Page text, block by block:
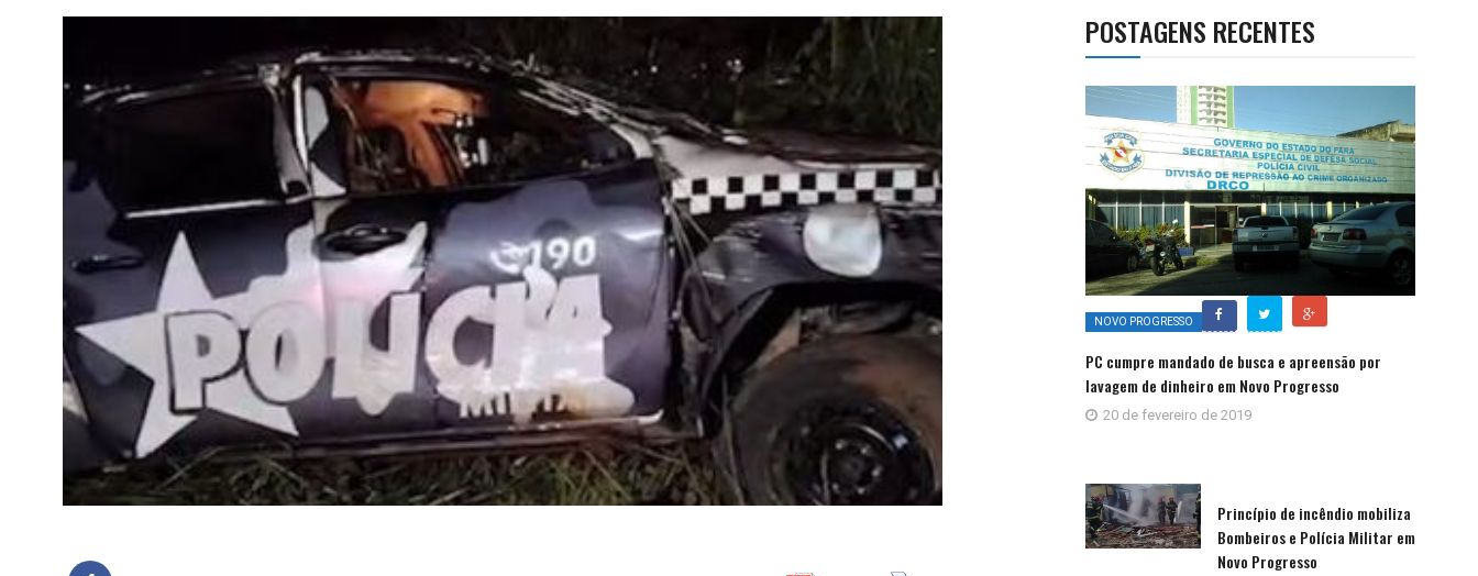
POSTAGENS RECENTES
NOVO PROGRESSO
PC cumpre mandado de busca e apreensão por
lavagem de dinheiro em Novo Progresso
20 de fevereiro de 2019
Princípio de incêndio mobiliza
Bombeiros e Polícia Militar em
Novo Progresso